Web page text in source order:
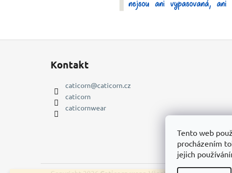
Tento web
procházením
jejich
Kontakt
caticorn@caticorn.cz
caticorn
caticornwear